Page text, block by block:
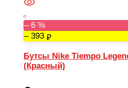
– 6 %
– 393
Бутсы Nike Tiempo
(Красный)